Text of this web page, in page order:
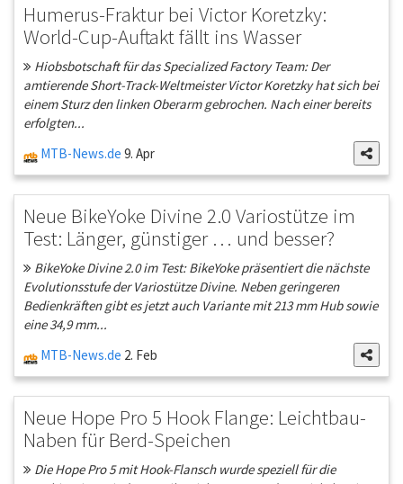
Humerus-Fraktur bei Victor Koretzky:
World-Cup-Auftakt fällt ins Wasser
Hiobsbotschaft für das Specialized Factory Team: Der
amtierende Short-Track-Weltmeister Victor Koretzky hat sich bei
einem Sturz den linken Oberarm gebrochen. Nach einer bereits
erfolgten...
MTB-News.de 9. Apr
Neue BikeYoke Divine 2.0 Variostütze im
Test: Länger, günstiger … und besser?
BikeYoke Divine 2.0 im Test: BikeYoke präsentiert die nächste
Evolutionsstufe der Variostütze Divine. Neben geringeren
Bedienkräften gibt es jetzt auch Variante mit 213 mm Hub sowie
eine 34,9 mm...
MTB-News.de 2. Feb
Neue Hope Pro 5 Hook Flange: Leichtbau-
Naben für Berd-Speichen
Die Hope Pro 5 mit Hook-Flansch wurde speziell für die